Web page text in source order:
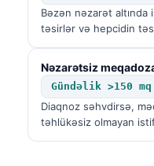
Bəzən nəzarət altında
təsirlər və hepcidin
Nəzarətsiz
Gündəlik >150
Diaqnoz səhvdirsə,
təhlükəsiz olmayan
Galego
Latviešu valoda
Македонски
Euskara
Gàidhlig
Occitan